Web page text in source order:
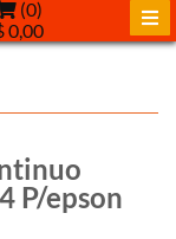
(0)
0,00
P/epson